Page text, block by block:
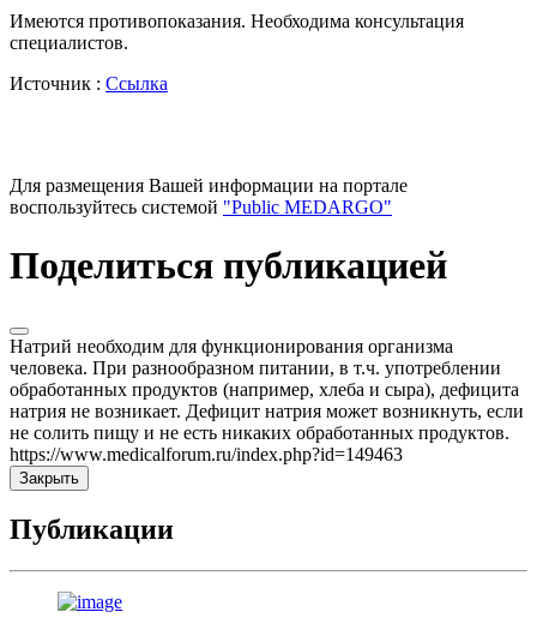
Имеются противопоказания. Необходима консультация
специалистов.
Источник : Ссылка
Для размещения Вашей информации на портале
воспользуйтесь системой "Public MEDARGO"
Поделиться публикацией
Натрий необходим для функционирования организма
человека. При разнообразном питании, в т.ч. употреблении
обработанных продуктов (например, хлеба и сыра), дефицита
натрия не возникает. Дефицит натрия может возникнуть, если
не солить пищу и не есть никаких обработанных продуктов.
https://www.medicalforum.ru/index.php?id=149463
Закрыть
Публикации